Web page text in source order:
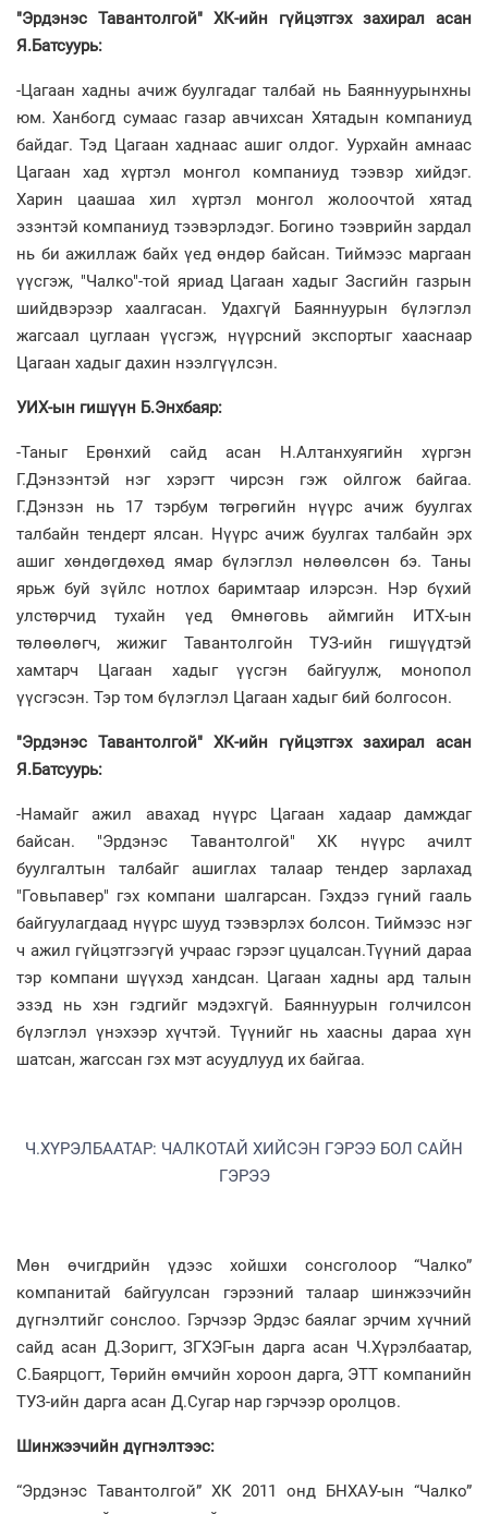
"Эрдэнэс Тавантолгой" ХК-ийн гүйцэтгэх захирал асан
Я.Батсуурь:
-Цагаан хадны ачиж буулгадаг талбай нь Баяннуурынхны
юм. Ханбогд сумаас газар авчихсан Хятадын компаниуд
байдаг. Тэд Цагаан хаднаас ашиг олдог. Уурхайн амнаас
Цагаан хад хүртэл монгол компаниуд тээвэр хийдэг.
Харин цаашаа хил хүртэл монгол жолоочтой хятад
эзэнтэй компаниуд тээвэрлэдэг. Богино тээврийн зардал
нь би ажиллаж байх үед өндөр байсан. Тиймээс маргаан
үүсгэж, "Чалко"-той яриад Цагаан хадыг Засгийн газрын
шийдвэрээр хаалгасан. Удахгүй Баяннуурын бүлэглэл
жагсаал цуглаан үүсгэж, нүүрсний экспортыг хааснаар
Цагаан хадыг дахин нээлгүүлсэн.
УИХ-ын гишүүн Б.Энхбаяр:
-Таныг Ерөнхий сайд асан Н.Алтанхуягийн хүргэн
Г.Дэнзэнтэй нэг хэрэгт чирсэн гэж ойлгож байгаа.
Г.Дэнзэн нь 17 тэрбум төгрөгийн нүүрс ачиж буулгах
талбайн тендерт ялсан. Нүүрс ачиж буулгах талбайн эрх
ашиг хөндөгдөхөд ямар бүлэглэл нөлөөлсөн бэ. Таны
ярьж буй зүйлс нотлох баримтаар илэрсэн. Нэр бүхий
улстөрчид тухайн үед Өмнөговь аймгийн ИТХ-ын
төлөөлөгч, жижиг Тавантолгойн ТУЗ-ийн гишүүдтэй
хамтарч Цагаан хадыг үүсгэн байгуулж, монопол
үүсгэсэн. Тэр том бүлэглэл Цагаан хадыг бий болгосон.
"Эрдэнэс Тавантолгой" ХК-ийн гүйцэтгэх захирал асан
Я.Батсуурь:
-Намайг ажил авахад нүүрс Цагаан хадаар дамждаг
байсан. "Эрдэнэс Тавантолгой" ХК нүүрс ачилт
буулгалтын талбайг ашиглах талаар тендер зарлахад
"Говьпавер" гэх компани шалгарсан. Гэхдээ гүний гааль
байгуулагдаад нүүрс шууд тээвэрлэх болсон. Тиймээс нэг
ч ажил гүйцэтгээгүй учраас гэрээг цуцалсан.Түүний дараа
тэр компани шүүхэд хандсан. Цагаан хадны ард талын
эзэд нь хэн гэдгийг мэдэхгүй. Баяннуурын голчилсон
бүлэглэл үнэхээр хүчтэй. Түүнийг нь хаасны дараа хүн
шатсан, жагссан гэх мэт асуудлууд их байгаа.
Ч.ХҮРЭЛБААТАР: ЧАЛКОТАЙ ХИЙСЭН ГЭРЭЭ БОЛ САЙН
ГЭРЭЭ
Мөн өчигдрийн үдээс хойшхи сонсголоор “Чалко”
компанитай байгуулсан гэрээний талаар шинжээчийн
дүгнэлтийг сонслоо. Гэрчээр Эрдэс баялаг эрчим хүчний
сайд асан Д.Зоригт, ЗГХЭГ-ын дарга асан Ч.Хүрэлбаатар,
С.Баярцогт, Төрийн өмчийн хороон дарга, ЭТТ компанийн
ТУЗ-ийн дарга асан Д.Сугар нар гэрчээр оролцов.
Шинжээчийн дүгнэлтээс:
“Эрдэнэс Тавантолгой” ХК 2011 онд БНХАУ-ын “Чалко”